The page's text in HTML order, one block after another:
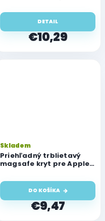
€10,29
DETAIL
Priehľadný trblietavý
magsafe kryt pre Apple
Skladem
€9,47
DO KOŠÍKA